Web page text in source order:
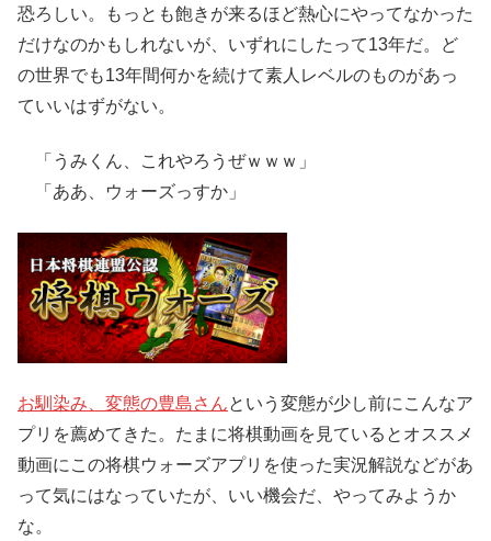
恐ろしい。もっとも飽きが来るほど熱心にやってなかった
だけなのかもしれないが、いずれにしたって13年だ。ど
の世界でも13年間何かを続けて素人レベルのものがあっ
ていいはずがない。
「うみくん、これやろうぜｗｗｗ」
「ああ、ウォーズっすか」
お馴染み、変態の豊島さんという変態が少し前にこんなア
プリを薦めてきた。たまに将棋動画を見ているとオススメ
動画にこの将棋ウォーズアプリを使った実況解説などがあ
って気にはなっていたが、いい機会だ、やってみようか
な。